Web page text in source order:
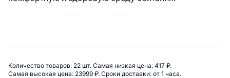
Сводная информация по
Количество товаров: 22 шт. Самая низкая цена: 417 ₽.
Самая высокая цена: 23999 ₽. Сроки доставки: от 1 часа.